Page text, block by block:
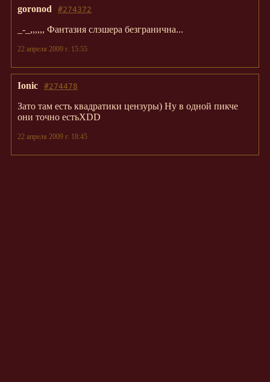
#274372
goronod
_-_,,,,,, Фантазия слэшера безгранична...
22 апреля 2009 г. 15:55
#274478
Ionic
Зато там есть квадратики цензуры) Ну в одной пикче
они точно естьXDD
22 апреля 2009 г. 18:45